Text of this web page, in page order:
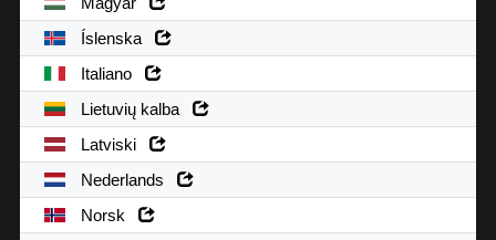
Íslenska
Italiano
Lietuvių kalba
Latviski
Nederlands
Norsk